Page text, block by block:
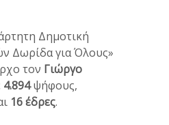
Δημοτική
Δωρίδα για Όλους»
τον Γιώργο
4.894ψήφους,
16 έδρες.